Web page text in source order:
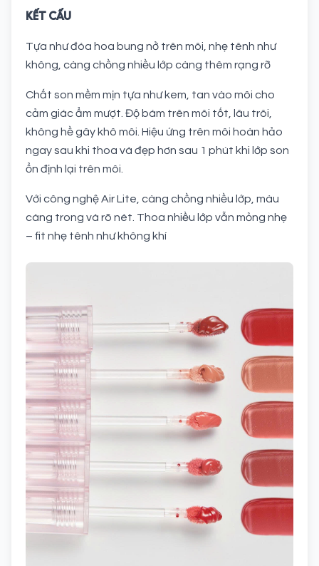
KẾT CẤU
Tựa như đóa hoa bung nở trên môi, nhẹ tênh như
không, càng chồng nhiều lớp càng thêm rạng rỡ
Chất son mềm mịn tựa như kem, tan vào môi cho
cảm giác ẩm mượt. Độ bám trên môi tốt, lâu trôi,
không hề gây khô môi. Hiệu ứng trên môi hoàn hảo
ngay sau khi thoa và đẹp hơn sau 1 phút khi lớp son
ổn định lại trên môi.
Với công nghệ Air Lite, càng chồng nhiều lớp, màu
càng trong và rõ nét. Thoa nhiều lớp vẫn mỏng nhẹ
– fit nhẹ tênh như không khí